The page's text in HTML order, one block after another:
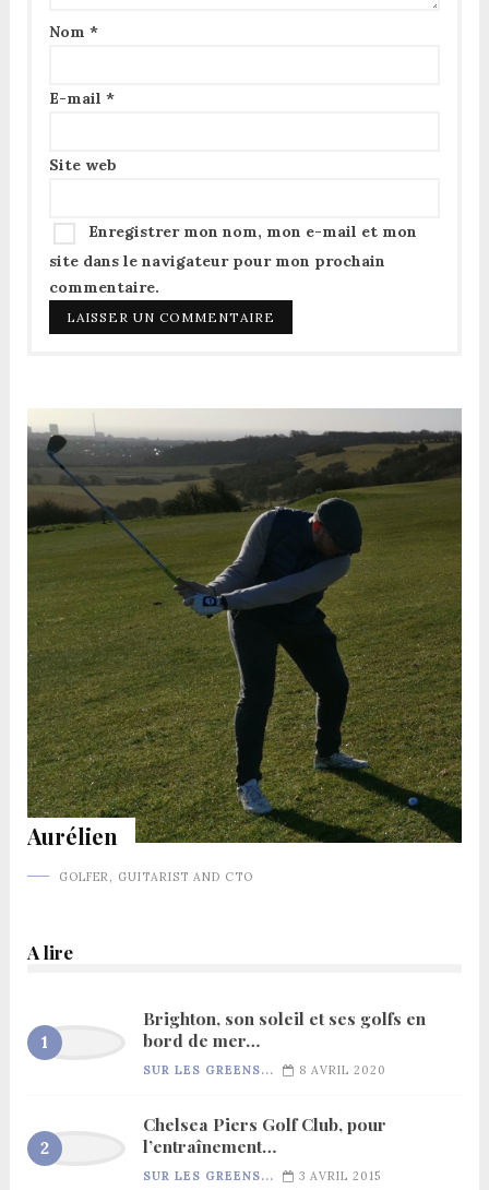
Nom *
E-mail *
Site web
Enregistrer mon nom, mon e-mail et mon
site dans le navigateur pour mon prochain
commentaire.
Aurélien
GOLFER, GUITARIST AND CTO
A lire
Brighton, son soleil et ses golfs en
bord de mer…
SUR LES GREENS... 8 AVRIL 2020
Chelsea Piers Golf Club, pour
l’entraînement…
SUR LES GREENS... 3 AVRIL 2015